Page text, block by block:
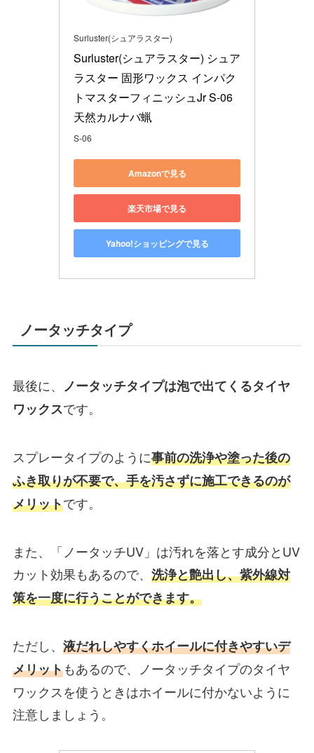
Surluster(シュアラスター)
Surluster(シュアラスター) シュア
ラスター 固形ワックス インパク
トマスターフィニッシュJr S-06
天然カルナバ蝋
S-06
Amazonで見る
楽天市場で見る
Yahoo!ショッピングで見る
ノータッチタイプ
最後に、 ノータッチタイプは泡で出てくるタイヤ
ワックスです。
スプレータイプのように事前の洗浄や塗った後の
ふき取りが不要で、手を汚さずに施工できるのが
メリットです。
また、「ノータッチUV」は汚れを落とす成分とUV
カット効果もあるので、 洗浄と艶出し、紫外線対
策を一度に行うことができます。
ただし、 液だれしやすくホイールに付きやすいデ
メリットもあるので、ノータッチタイプのタイヤ
ワックスを使うときはホイールに付かないように
注意しましょう。